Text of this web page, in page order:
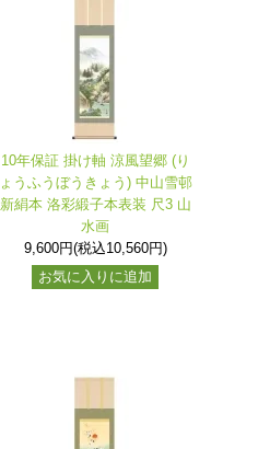
10年保証 掛け軸 涼風望郷 (り
ょうふうぼうきょう) 中山雪邨
新絹本 洛彩緞子本表装 尺3 山
水画
9,600円(税込10,560円)
お気に入りに追加